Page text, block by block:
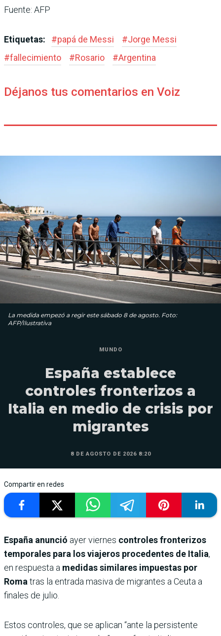
Fuente: AFP
Etiquetas: #papá de Messi #Jorge Messi
#fallecimiento #Rosario #Argentina
Déjanos tus comentarios en Voiz
La medida empezó a regir este sábado 8 de agosto. Foto:
AFP/Ilustrativa
MUNDO
España establece
controles fronterizos a
Italia en medio de crisis por
migrantes
8 DE AGOSTO DE 2026 8:20
Compartir en redes
España anunció ayer viernes controles fronterizos
temporales para los viajeros procedentes de Italia,
en respuesta a medidas similares impuestas por
Roma tras la entrada masiva de migrantes a Ceuta a
finales de julio.
Estos controles, que se aplican “ante la persistente